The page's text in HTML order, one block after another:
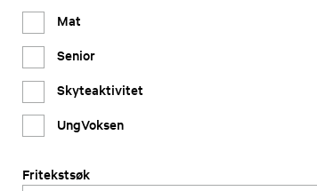
Mat
Senior
Skyteaktivitet
UngVoksen
Fritekstsøk